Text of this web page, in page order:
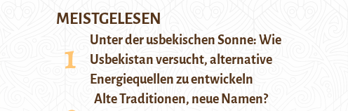
MEISTGELESEN
Unter der usbekischen Sonne: Wie
Usbekistan versucht, alternative
Energiequellen zu entwickeln
Alte Traditionen, neue Namen?